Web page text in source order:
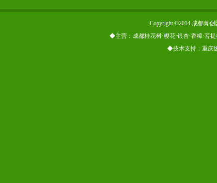
Copyright ©2014 成都菁
◆主营：成都桂花树·樱花·银杏·香樟·菩
◆技术支持：重庆